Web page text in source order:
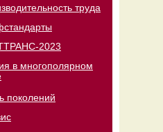
труда
2023
в многополярном
поколений